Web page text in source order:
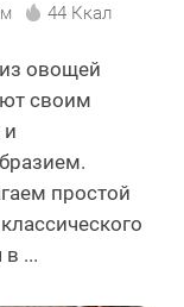
44 Ккал
овощей
своим
и
простой
в ...